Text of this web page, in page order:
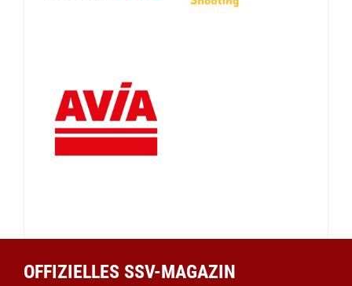
OFFIZIELLES SSV-MAGAZIN